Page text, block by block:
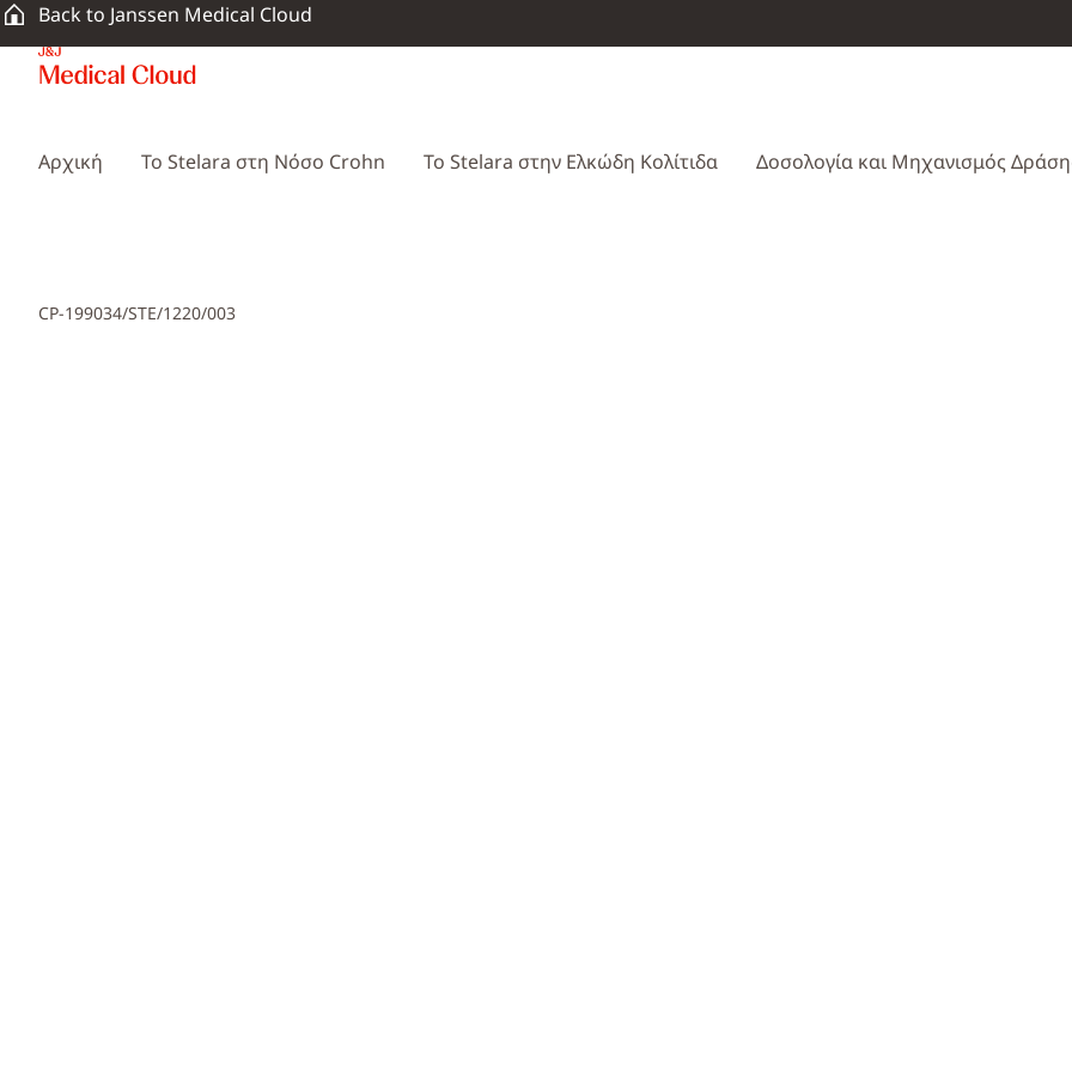
Back to Janssen Medical Cloud
Αρχική Το Stelara στη Νόσο Crohn To Stelara στην Ελκώδη Κολίτιδα Δοσολογία και Μηχανισμός
CP-199034/STE/1220/003